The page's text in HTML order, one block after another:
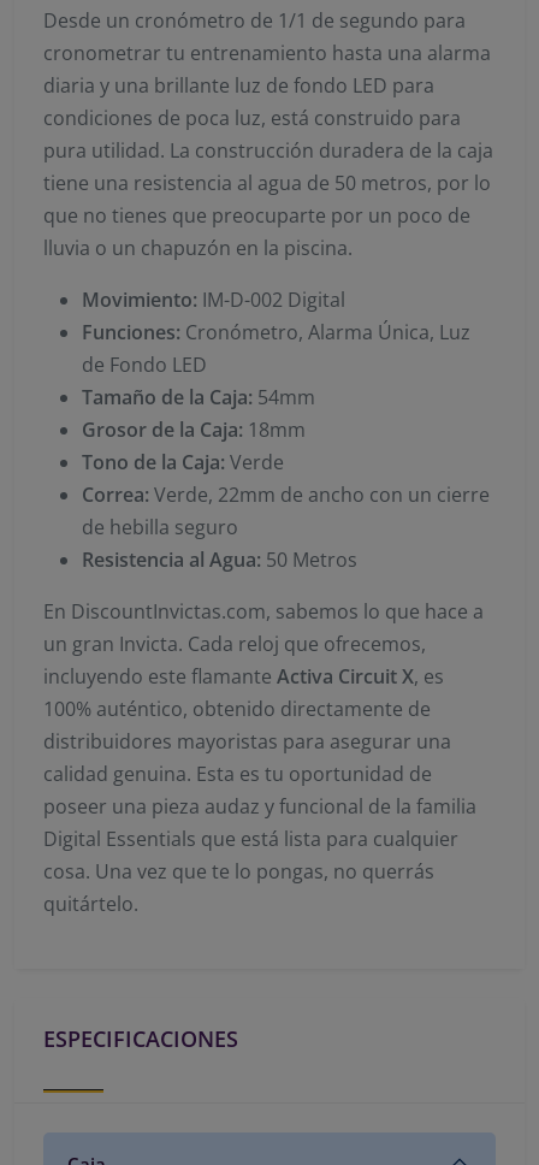
Desde un cronómetro de 1/1 de segundo para
cronometrar tu entrenamiento hasta una alarma
diaria y una brillante luz de fondo LED para
condiciones de poca luz, está construido para
pura utilidad. La construcción duradera de la caja
tiene una resistencia al agua de 50 metros, por lo
que no tienes que preocuparte por un poco de
lluvia o un chapuzón en la piscina.
Movimiento: IM-D-002 Digital
Funciones: Cronómetro, Alarma Única, Luz
de Fondo LED
Tamaño de la Caja: 54mm
Grosor de la Caja: 18mm
Tono de la Caja: Verde
Correa: Verde, 22mm de ancho con un cierre
de hebilla seguro
Resistencia al Agua: 50 Metros
En DiscountInvictas.com, sabemos lo que hace a
un gran Invicta. Cada reloj que ofrecemos,
incluyendo este flamante Activa Circuit X, es
100% auténtico, obtenido directamente de
distribuidores mayoristas para asegurar una
calidad genuina. Esta es tu oportunidad de
poseer una pieza audaz y funcional de la familia
Digital Essentials que está lista para cualquier
cosa. Una vez que te lo pongas, no querrás
quitártelo.
ESPECIFICACIONES